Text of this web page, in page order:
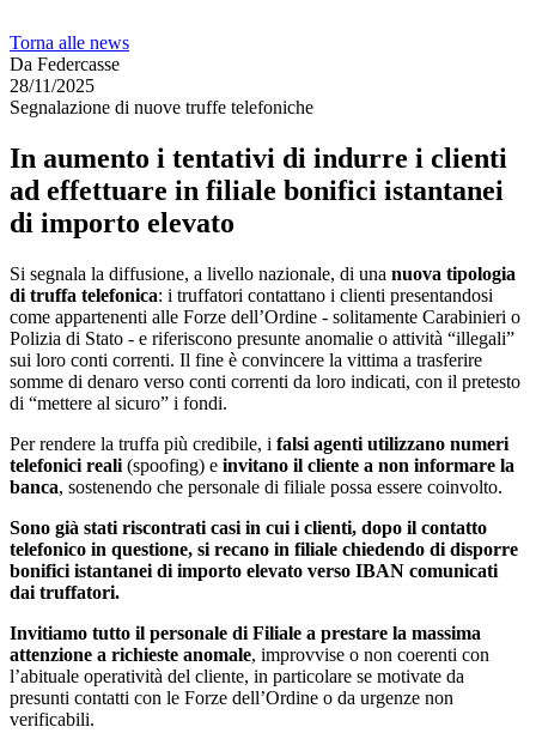
Torna alle news
Da Federcasse
28/11/2025
Segnalazione di nuove truffe telefoniche
In aumento i tentativi di indurre i clienti
ad effettuare in filiale bonifici istantanei
di importo elevato
Si segnala la diffusione, a livello nazionale, di una nuova tipologia
di truffa telefonica: i truffatori contattano i clienti presentandosi
come appartenenti alle Forze dell’Ordine - solitamente Carabinieri o
Polizia di Stato - e riferiscono presunte anomalie o attività “illegali”
sui loro conti correnti. Il fine è convincere la vittima a trasferire
somme di denaro verso conti correnti da loro indicati, con il pretesto
di “mettere al sicuro” i fondi.
Per rendere la truffa più credibile, i falsi agenti utilizzano numeri
telefonici reali (spoofing) e invitano il cliente a non informare la
banca, sostenendo che personale di filiale possa essere coinvolto.
Sono già stati riscontrati casi in cui i clienti, dopo il contatto
telefonico in questione, si recano in filiale chiedendo di disporre
bonifici istantanei di importo elevato verso IBAN comunicati
dai truffatori.
Invitiamo tutto il personale di Filiale a prestare la massima
attenzione a richieste anomale, improvvise o non coerenti con
l’abituale operatività del cliente, in particolare se motivate da
presunti contatti con le Forze dell’Ordine o da urgenze non
verificabili.